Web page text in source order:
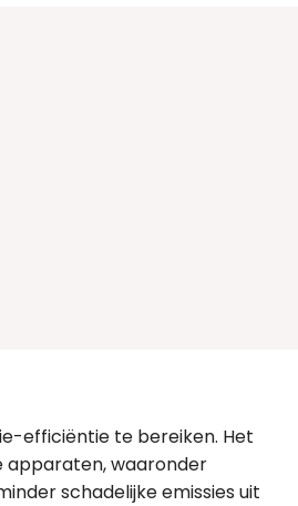
efficiëntie te bereiken. Het
apparaten, waaronder
schadelijke emissies uit